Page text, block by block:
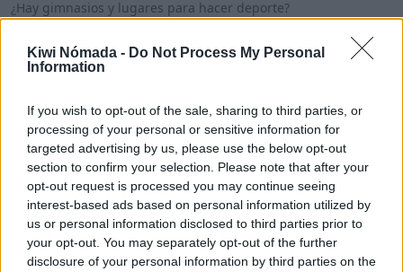
Kiwi Nómada - Do Not Process My Personal
Information
If you wish to opt-out of the sale, sharing to third parties, or
processing of your personal or sensitive information for
targeted advertising by us, please use the below opt-out
section to confirm your selection. Please note that after your
opt-out request is processed you may continue seeing
interest-based ads based on personal information utilized by
us or personal information disclosed to third parties prior to
your opt-out. You may separately opt-out of the further
disclosure of your personal information by third parties on the
¿Hay gimnasios y lugares para hacer deporte?
Mercados Mal
Port Vila para nómadas digitales
Una vez detallados los puntos anteriores, ¿Port Vila
es un buen lugar para vivir como nómada digital?